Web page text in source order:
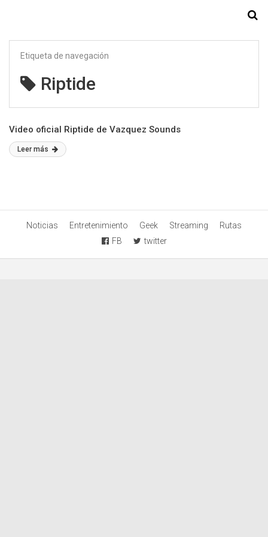
Etiqueta de navegación
Riptide
Video oficial Riptide de Vazquez Sounds
Leer más
Noticias Entretenimiento Geek Streaming
Rutas
FB
twitter